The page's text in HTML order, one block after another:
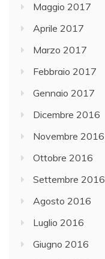
Maggio 2017
Aprile 2017
Marzo 2017
Febbraio 2017
Gennaio 2017
Dicembre 2016
Novembre 2016
Ottobre 2016
Settembre 2016
Agosto 2016
Luglio 2016
Giugno 2016